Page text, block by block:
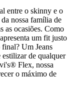
entre o skinny e o
da nossa família de
as ocasiões. Como
um fit justo
Um Jeans
estilizar de qualquer
Flex, nossa
o máximo de